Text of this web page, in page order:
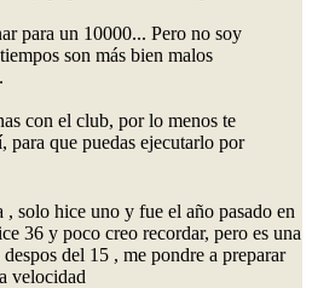
para un 10000... Pero no soy
son más bien malos
con el club, por lo menos te
para que puedas ejecutarlo por
, solo hice uno y fue el año pasado en
36 y poco creo recordar, pero es una
del 15 , me pondre a preparar
velocidad